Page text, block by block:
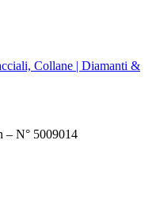
Collane | Diamanti &
– N° 5009014